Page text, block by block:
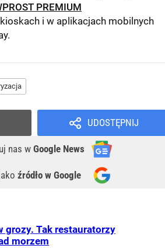
PREMIUM
i w aplikacjach mobilnych
.
UDOSTĘPNIJ
nas w Google News
źródło w Google
grozy. Tak restauratorzy
morzem